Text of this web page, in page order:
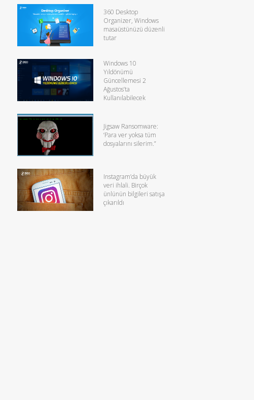
360 Desktop
Organizer, Windows
masaüstünüzü düzenli
tutar
Windows 10
Yıldönümü
Güncellemesi 2
Ağustos’ta
Kullanılabilecek
Jigsaw Ransomware:
‘Para ver yoksa tüm
dosyalarını silerim.”
Instagram’da büyük
veri ihlali. Birçok
ünlünün bilgileri satışa
çıkarıldı